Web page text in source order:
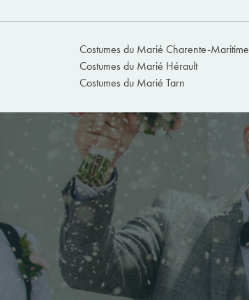
Costumes du Marié Charente-Maritime
Costumes du Marié Hérault
Costumes du Marié Tarn